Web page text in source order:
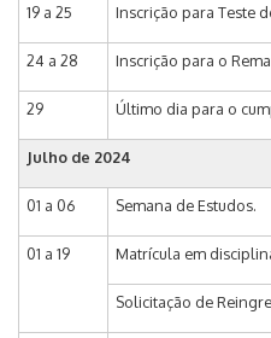
19 a 25 Inscrição para Teste
24 a 28 Inscrição para o
29 Último dia para o
Julho de 2024
01 a 06 Semana de Estudos.
01 a 19 Matrícula em
Solicitação de